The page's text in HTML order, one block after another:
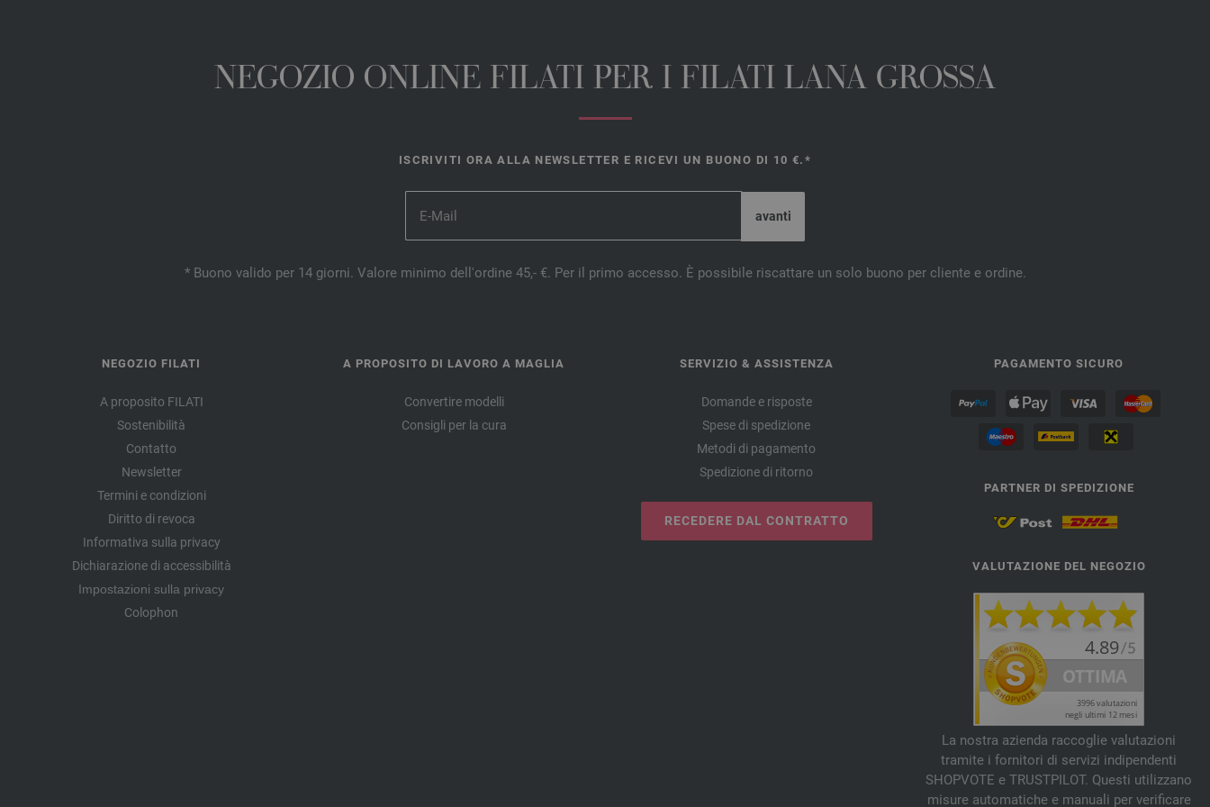
NEGOZIO ONLINE FILATI PER I FILATI LANA GROSSA
ISCRIVITI ORA ALLA NEWSLETTER E RICEVI UN BUONO DI 10 €.*
* Buono valido per 14 giorni. Valore minimo dell'ordine 45,- €. Per il primo accesso. È possibile riscattare un solo buono per cliente e ordine.
NEGOZIO FILATI
A proposito FILATI
Sostenibilità
Contatto
Newsletter
Termini e condizioni
Diritto di revoca
Informativa sulla privacy
Dichiarazione di accessibilità
Impostazioni sulla privacy
Colophon
A PROPOSITO DI LAVORO A MAGLIA
Convertire modelli
Consigli per la cura
SERVIZIO & ASSISTENZA
Domande e risposte
Spese di spedizione
Metodi di pagamento
Spedizione di ritorno
RECEDERE DAL CONTRATTO
PAGAMENTO SICURO
PARTNER DI SPEDIZIONE
VALUTAZIONE DEL NEGOZIO
La nostra azienda raccoglie valutazioni
tramite i fornitori di servizi indipendenti
SHOPVOTE e TRUSTPILOT. Questi utilizzano
misure automatiche e manuali per verificare